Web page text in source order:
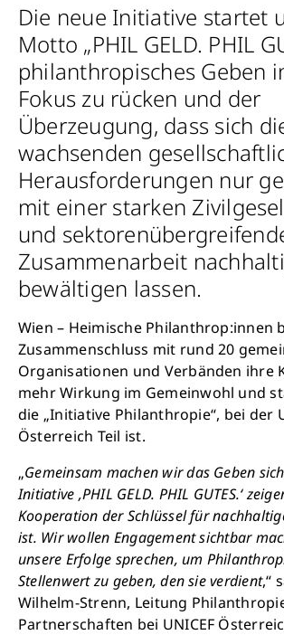
Die neue Initiative startet
Motto „PHIL GELD. PHIL
philanthropisches Geben
Fokus zu rücken und der
Überzeugung, dass sich
wachsenden
Herausforderungen nur
mit einer starken
und
Zusammenarbeit
bewältigen lassen.
Wien – Heimische Philanthrop:innen
Zusammenschluss mit rund 20
Organisationen und Verbänden ihre
mehr Wirkung im Gemeinwohl und
die „Initiative Philanthropie“, bei der
Österreich Teil ist.
„Gemeinsam machen wir das Geben
Initiative ‚PHIL GELD. PHIL GUTES.‘
Kooperation der Schlüssel für
ist. Wir wollen Engagement sichtbar
unsere Erfolge sprechen, um
Stellenwert zu geben, den sie verdient,“
Wilhelm-Strenn, Leitung
Partnerschaften bei UNICEF